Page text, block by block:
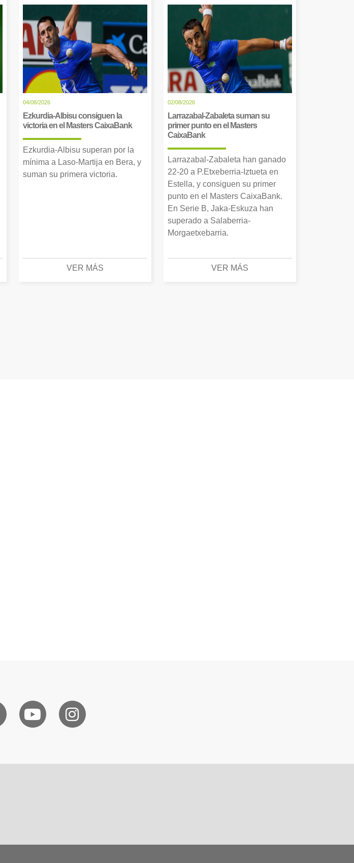
04/08/2026
Ezkurdia-Albisu consiguen la
victoria en el Masters CaixaBank
Ezkurdia-Albisu superan por la
mínima a Laso-Martija en Bera, y
suman su primera victoria.
VER MÁS
02/08/2026
Larrazabal-Zabaleta suman su
primer punto en el Masters
CaixaBank
Larrazabal-Zabaleta han ganado
22-20 a P.Etxeberria-Iztueta en
Estella, y consiguen su primer
punto en el Masters CaixaBank.
En Serie B, Jaka-Eskuza han
superado a Salaberria-
Morgaetxebarria.
VER MÁS